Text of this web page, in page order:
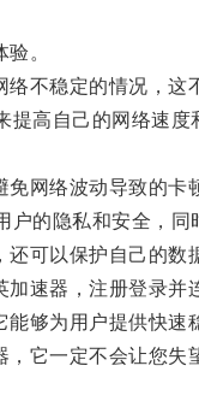
。
稳定的情况，这
高自己的网络速度
网络波动导致的卡
隐私和安全，同
以保护自己的数
器，注册登录并
为用户提供快速
它一定不会让您失